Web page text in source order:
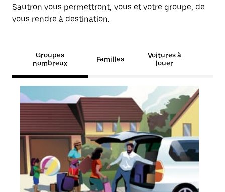
Sautron vous permettront, vous et votre groupe, de
vous rendre à destination.
Groupes
nombreux
Familles
Voitures à
louer